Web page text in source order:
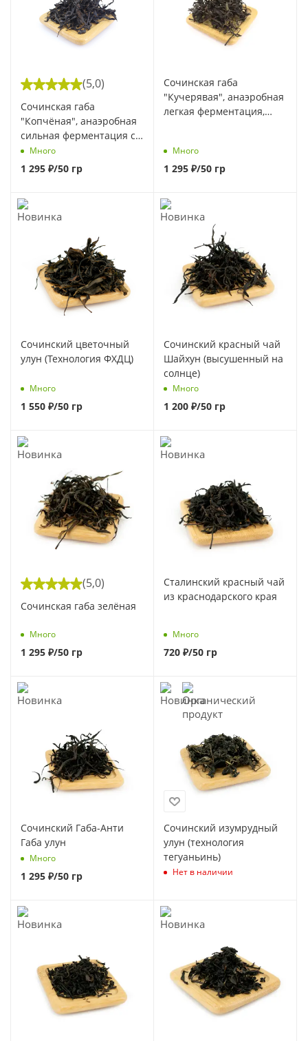
(5,0)
Сочинская габа
"Копчёная", анаэробная
сильная ферментация с
последующим
копчением на грушевых
Много
1 295 ₽/50 гр
Сочинская габа
"Кучерявая", анаэробная
легкая ферментация,
Много
1 295 ₽/50 гр
Сочинский цветочный
улун (Технология ФХДЦ)
Много
1 550 ₽/50 гр
Сочинский красный чай
Шайхун (высушенный на
солнце)
Много
1 200 ₽/50 гр
(5,0)
Сочинская габа зелёная
Много
1 295 ₽/50 гр
Сталинский красный чай
из краснодарского края
Много
720 ₽/50 гр
Сочинский Габа-Анти
Габа улун
Много
1 295 ₽/50 гр
Сочинский изумрудный
улун (технология
тегуаньинь)
Нет в наличии